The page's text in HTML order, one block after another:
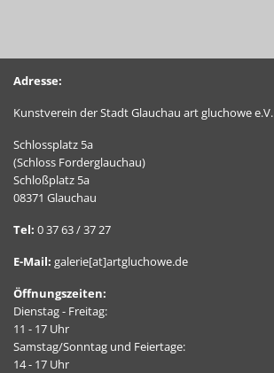
Adresse:
Kunstverein der Stadt Glauchau art gluchowe e.V.
Schlossplatz 5a
(Schloss Forderglauchau)
Schloßplatz 5a
08371 Glauchau
Tel: 0 37 63 / 37 27
E-Mail: galerie[at]artgluchowe.de
Öffnungszeiten:
Dienstag - Freitag:
11 - 17 Uhr
Samstag/Sonntag und Feiertage:
14 - 17 Uhr